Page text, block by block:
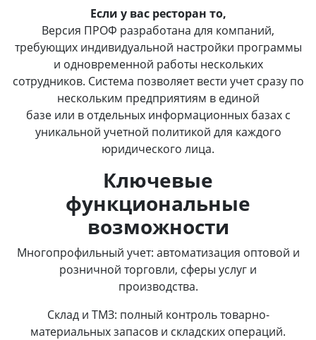
Если у вас ресторан то,
Версия ПРОФ разработана для компаний,
требующих индивидуальной настройки программы
и одновременной работы нескольких
сотрудников. Система позволяет вести учет сразу по
нескольким предприятиям в единой
базе или в отдельных информационных базах с
уникальной учетной политикой для каждого
юридического лица.
Ключевые
функциональные
возможности
Многопрофильный учет: автоматизация оптовой и
розничной торговли, сферы услуг и
производства.
Склад и ТМЗ: полный контроль товарно-
материальных запасов и складских операций.